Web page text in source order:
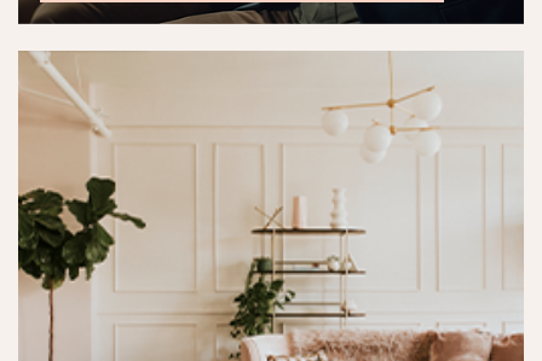
Laat jouw merk schitteren met advertenties in
titels zoals ELLE Decoration, VOGUE Living,
vtwonen, &C, Margriet, Landleven, Residence